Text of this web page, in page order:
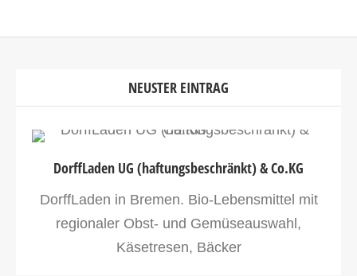
NEUSTER EINTRAG
DorffLaden UG (haftungsbeschränkt) & Co.KG
DorffLaden in Bremen. Bio-Lebensmittel mit
regionaler Obst- und Gemüseauswahl,
Käsetresen, Bäcker